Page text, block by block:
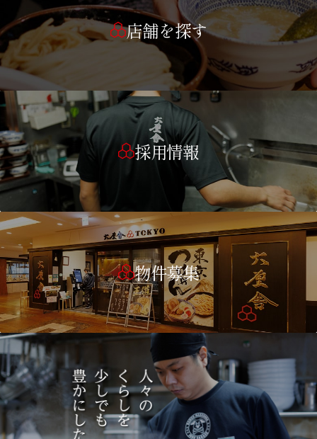
店舗を探す
採用情報
物件募集